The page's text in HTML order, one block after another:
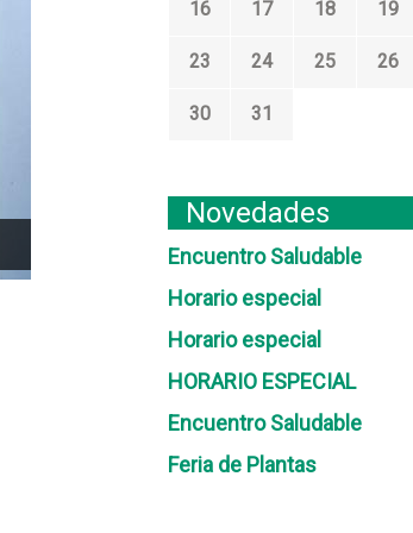
16 17 18 19
23 24 25 26
30
31
Novedades
Encuentro Saludable
Horario especial
Horario especial
HORARIO ESPECIAL
Encuentro Saludable
Feria de Plantas